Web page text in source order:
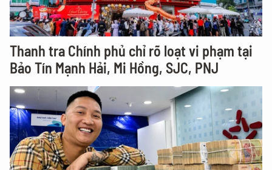
Thanh tra Chính phủ chỉ rõ loạt vi phạm tại
Bảo Tín Mạnh Hải, Mi Hồng, SJC, PNJ